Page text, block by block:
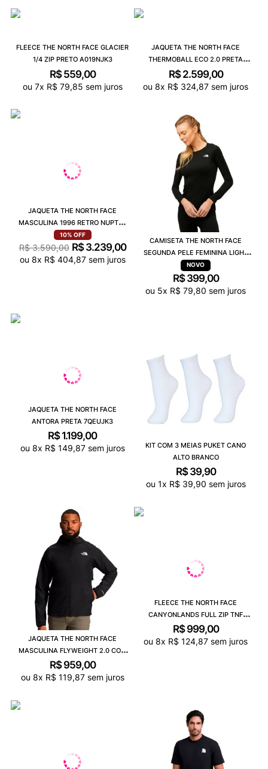
FLEECE THE NORTH FACE GLACIER
1/4 ZIP PRETO A019NJK3
R$ 559,00
ou 7x R$ 79,85 sem juros
JAQUETA THE NORTH FACE
THERMOBALL ECO 2.0 PRETA
5GLLJK3
R$ 2.599,00
ou 8x R$ 324,87 sem juros
JAQUETA THE NORTH FACE
MASCULINA 1996 RETRO NUPTSE
PRETO 3C8DLE4
10% OFF
R$ 3.590,00 R$ 3.239,00
ou 8x R$ 404,87sem juros
CAMISETA THE NORTH FACE
SEGUNDA PELE FEMININA LIGHT
CREW PRETO A034NJK3
R$ 399,00
ou 5x R$ 79,80 sem juros
JAQUETA THE NORTH FACE
ANTORA PRETA 7QEUJK3
R$ 1.199,00
ou 8x R$ 149,87sem juros
KIT COM 3 MEIAS PUKET CANO
ALTO BRANCO
R$ 39,90
ou 1x R$ 39,90 sem juros
JAQUETA THE NORTH FACE
MASCULINA FLYWEIGHT 2.0 COM
CAPUZ 7ZWSJK3
R$ 959,00
ou 8x R$ 119,87sem juros
FLEECE THE NORTH FACE
CANYONLANDS FULL ZIP TNF
PRETO 5GBD4H0
R$ 999,00
ou 8x R$ 124,87 sem juros